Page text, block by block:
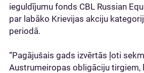
ieguldījumu fonds CBL Russian
par labāko Krievijas akciju
periodā.
“Pagājušais gads izvērtās ļoti
Austrumeiropas obligāciju tirgiem,